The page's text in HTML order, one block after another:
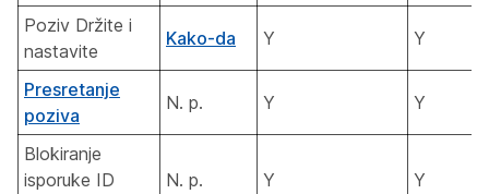
Poziv Držite i
nastavite
Kako-da Y Y
Presretanje
poziva
N. p. Y Y
Blokiranje
isporuke ID
N. p. Y Y